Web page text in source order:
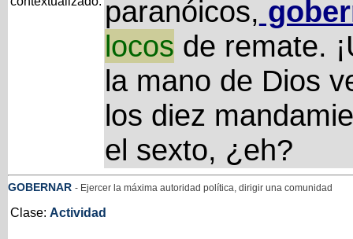
paranóicos,
locos de remate.
la mano de Dios
los diez
el sexto, ¿eh?
GOBERNAR - Ejercer la máxima autoridad política, dirigir una comunidad
Clase: Actividad